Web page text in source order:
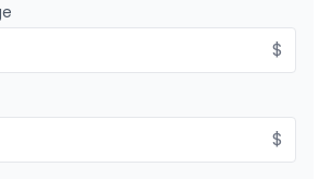
$
$